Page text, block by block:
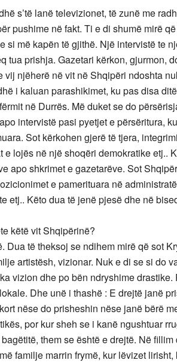
s’të lanë televizionet, të zunë me
pushime në fakt. Ti e di shumë mirë
si më kapën të gjithë. Një intervistë te
tua prishja. Gazetari kërkon, gjurmon,
vij njëherë në vit në Shqipëri ndoshta
i kaluan parashikimet, ku pas disa
në Durrës. Më duket se do
intervistë pasi pyetjet e përsëritura,
Sot kërkohen gjerë të tjera,
e lojës në një shoqëri demokratike etj..
apo shkrimet e gazetarëve. Sot
e pamerituara në
etj.. Këto dua të jenë pjesë dhe në
këtë vit Shqipërinë?
Dua të theksoj se ndihem mirë që sot
artistësh, vizionar. Nuk e di se si do
vizion dhe po bën ndryshime
Dhe unë i thashë : E drejtë janë
nëse do prisheshin nëse janë bërë
por kur sheh se i kanë ngushtuar
them se është e drejtë. Në
familje marrin frymë, kur lëvizet